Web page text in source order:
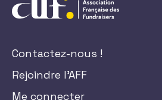
Contactez-nous !
Rejoindre l'AFF
Me connecter